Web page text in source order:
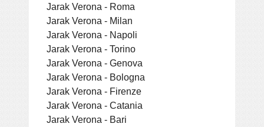
Jarak Verona - Roma
Jarak Verona - Milan
Jarak Verona - Napoli
Jarak Verona - Torino
Jarak Verona - Genova
Jarak Verona - Bologna
Jarak Verona - Firenze
Jarak Verona - Catania
Jarak Verona - Bari